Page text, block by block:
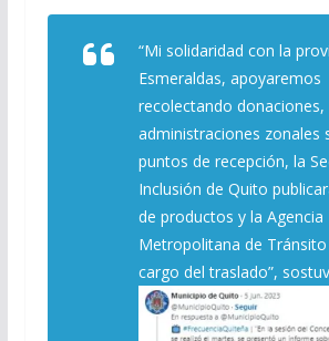
“Mi solidaridad con la
Esmeraldas, apoyaremos
recolectando donaciones,
administraciones zonales
puntos de recepción, la
Inclusión de Quito
de productos y la Agencia
Metropolitana de
cargo del traslado”,